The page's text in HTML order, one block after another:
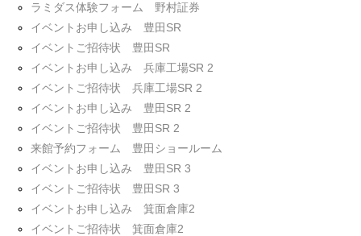
ラミダス体験フォーム 野村証券
イベントお申し込み 豊田SR
イベントご招待状 豊田SR
イベントお申し込み 兵庫工場SR 2
イベントご招待状 兵庫工場SR 2
イベントお申し込み 豊田SR 2
イベントご招待状 豊田SR 2
来館予約フォーム 豊田ショールーム
イベントお申し込み 豊田SR 3
イベントご招待状 豊田SR 3
イベントお申し込み 箕面倉庫2
イベントご招待状 箕面倉庫2